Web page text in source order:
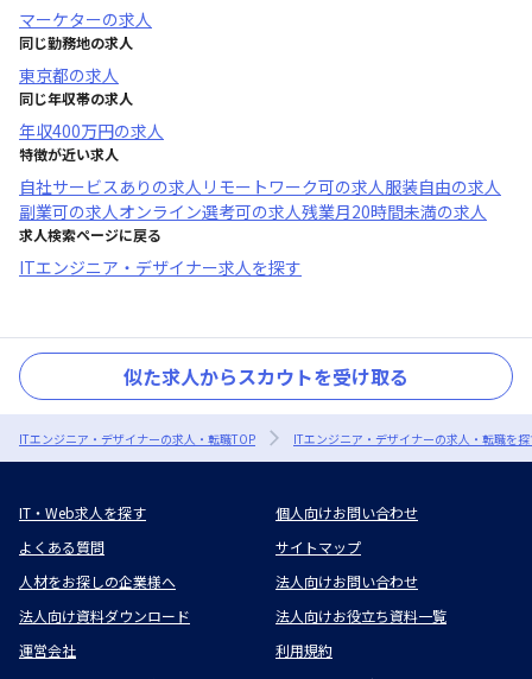
マーケターの求人
同じ勤務地の求人
東京都の求人
同じ年収帯の求人
年収400万円の求人
特徴が近い求人
自社サービスあり の求人 リモートワーク可の求人服装自由の求人
副業可の求人オンライン選考可の求人残業月20時間未満の求人
求人検索ページに戻る
ITエンジニア・デザイナー求人を探す
似た求人からスカウトを受け取る
ITエンジニア・デザイナーの求人・転職TOP ITエンジニア・デザイナーの求人・転職を
IT・Web求人を探す
個人向けお問い合わせ
よくある質問
サイトマップ
人材をお探しの企業様へ
法人向けお問い合わせ
法人向け資料ダウンロード
法人向けお役立ち資料一覧
運営会社
利用規約